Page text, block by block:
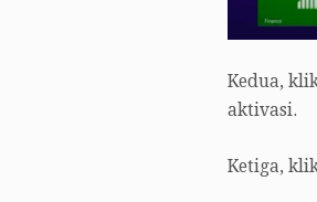
Kedua,
aktivasi.
Ketiga,